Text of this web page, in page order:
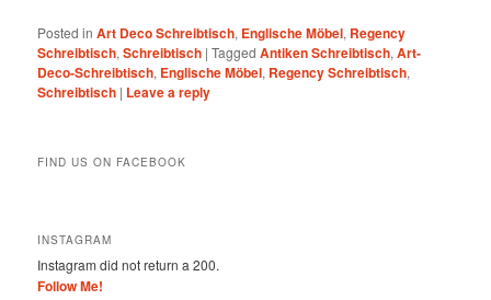
Posted in Art Deco Schreibtisch, Englische Möbel, Regency
Schreibtisch,Schreibtisch |Tagged Antiken Schreibtisch,Art-
Deco-Schreibtisch, Englische Möbel, Regency Schreibtisch,
Schreibtisch | Leave a reply
FIND US ON FACEBOOK
INSTAGRAM
Instagram did not return a 200.
Follow Me!